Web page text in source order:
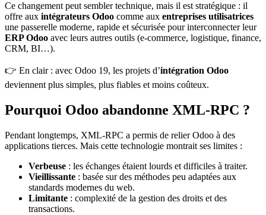
Ce changement peut sembler technique, mais il est stratégique : il
offre aux intégrateurs Odoo comme aux entreprises utilisatrices
une passerelle moderne, rapide et sécurisée pour interconnecter leur
ERP Odoo avec leurs autres outils (e-commerce, logistique, finance,
CRM, BI…).
👉 En clair : avec Odoo 19, les projets d’intégration Odoo
deviennent plus simples, plus fiables et moins coûteux.
Pourquoi Odoo abandonne XML-RPC ?
Pendant longtemps, XML-RPC a permis de relier Odoo à des
applications tierces. Mais cette technologie montrait ses limites :
Verbeuse : les échanges étaient lourds et difficiles à traiter.
Vieillissante : basée sur des méthodes peu adaptées aux
standards modernes du web.
Limitante : complexité de la gestion des droits et des
transactions.